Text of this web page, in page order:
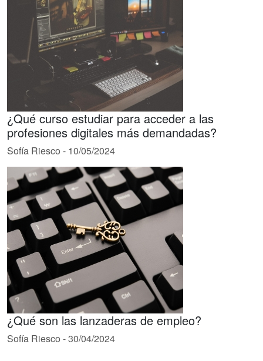
¿Qué curso estudiar para acceder a las
profesiones digitales más demandadas?
Sofía Riesco - 10/05/2024
¿Qué son las lanzaderas de empleo?
Sofía Riesco -30/04/2024